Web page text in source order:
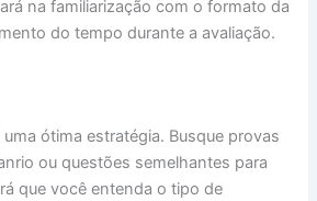
na familiarização com o formato da
do tempo durante a avaliação.
uma ótima estratégia. Busque provas
ou questões semelhantes para
que você entenda o tipo de